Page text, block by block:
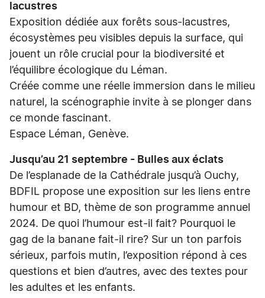
lacustres
Exposition dédiée aux forêts sous-lacustres,
écosystèmes peu visibles depuis la surface, qui
jouent un rôle crucial pour la biodiversité et
l’équilibre écologique du Léman.
Créée comme une réelle immersion dans le milieu
naturel, la scénographie invite à se plonger dans
ce monde fascinant.
Espace Léman, Genève.
Jusqu’au 21 septembre - Bulles aux éclats
De l’esplanade de la Cathédrale jusqu’à Ouchy,
BDFIL propose une exposition sur les liens entre
humour et BD, thème de son programme annuel
2024. De quoi l’humour est-il fait? Pourquoi le
gag de la banane fait-il rire? Sur un ton parfois
sérieux, parfois mutin, l’exposition répond à ces
questions et bien d’autres, avec des textes pour
les adultes et les enfants.